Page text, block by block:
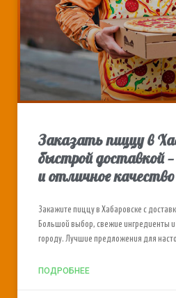
Заказать пиццу в
быстрой доставкой
и отличное качество
Закажите пиццу в Хабаровске с
Большой выбор, свежие ингредиенты и
городу. Лучшие предложения для
ПОДРОБНЕЕ